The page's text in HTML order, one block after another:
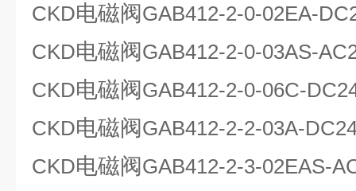
CKD电磁阀GAB412-2-0-02EA-
CKD电磁阀GAB412-2-0-03AS-
CKD电磁阀GAB412-2-0-06C-
CKD电磁阀GAB412-2-2-03A-
CKD电磁阀GAB412-2-3-02EAS-